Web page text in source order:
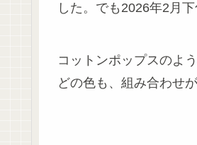
した。でも2026年2月
コットンポップスのよ
どの色も、組み合わせ